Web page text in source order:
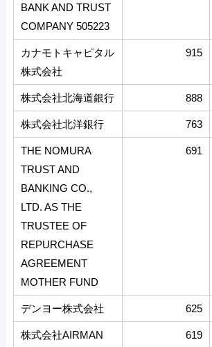
BANK AND TRUST
COMPANY 505223
カナモトキャピタル
株式会社
915
株式会社北海道銀行 888
株式会社北洋銀行 763
THE NOMURA
TRUST AND
BANKING CO.,
LTD. AS THE
TRUSTEE OF
REPURCHASE
AGREEMENT
MOTHER FUND
691
デンヨー株式会社 625
株式会社AIRMAN 619